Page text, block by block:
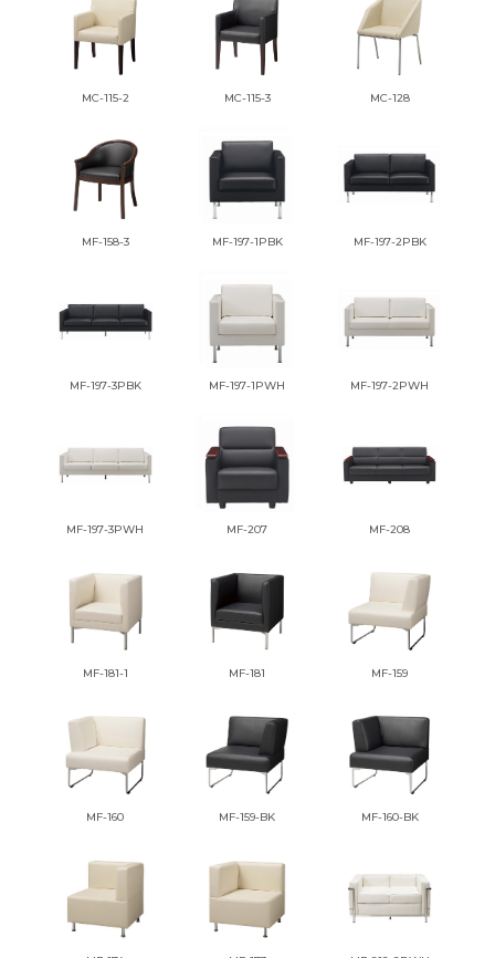
MC-115-2 MC-115-3 MC-128
MF-158-3 MF-197-1PBK MF-197-2PBK
MF-197-3PBK MF-197-1PWH MF-197-2PWH
MF-197-3PWH MF-207 MF-208
MF-181-1 MF-181 MF-159
MF-160 MF-159-BK MF-160-BK